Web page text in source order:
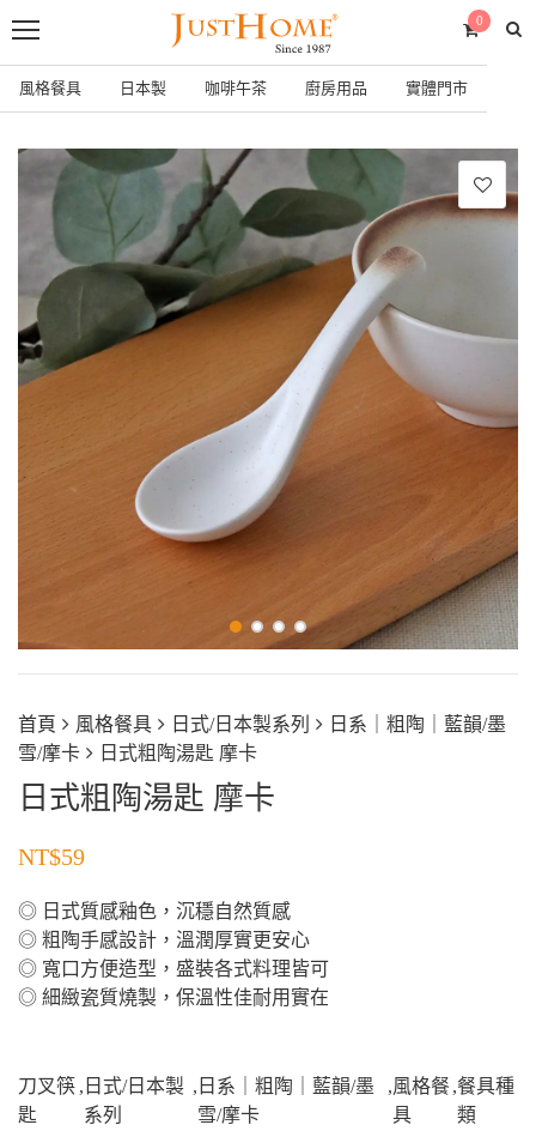
0
風格餐具 日本製 咖啡午茶 廚房用品 實體門市
首頁 風格餐具 日式/日本製系列
日系｜粗陶｜藍韻/墨
雪/摩卡
日式粗陶湯匙 摩卡
日式粗陶湯匙 摩卡
NT$59
◎ 日式質感釉色，沉穩自然質感
◎ 粗陶手感設計，溫潤厚實更安心
◎ 寬口方便造型，盛裝各式料理皆可
◎ 細緻瓷質燒製，保溫性佳耐用實在
刀叉筷
匙
, 日式/日本製
系列
, 日系｜粗陶｜藍韻/墨
雪/摩卡
,風格餐
具
,餐具種
類